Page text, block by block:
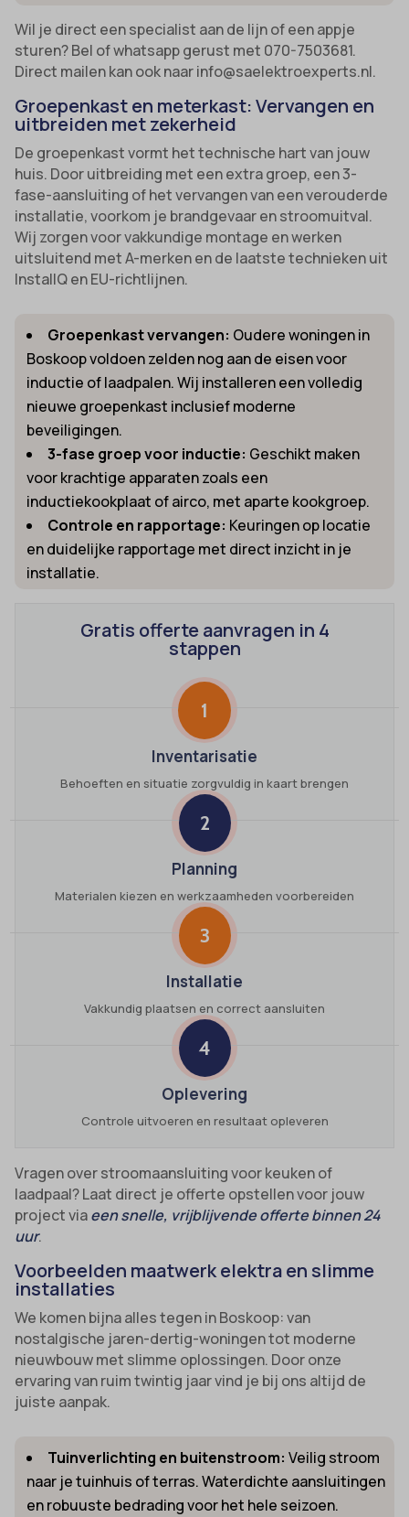
Wil je direct een specialist aan de lijn of een appje
sturen? Bel of whatsapp gerust met 070-7503681.
Direct mailen kan ook naar info@saelektroexperts.nl.
Groepenkast en meterkast: Vervangen en
uitbreiden met zekerheid
De groepenkast vormt het technische hart van jouw
huis. Door uitbreiding met een extra groep, een 3-
fase-aansluiting of het vervangen van een verouderde
installatie, voorkom je brandgevaar en stroomuitval.
Wij zorgen voor vakkundige montage en werken
uitsluitend met A-merken en de laatste technieken uit
InstallQ en EU-richtlijnen.
Groepenkast vervangen: Oudere woningen in
Boskoop voldoen zelden nog aan de eisen voor
inductie of laadpalen. Wij installeren een volledig
nieuwe groepenkast inclusief moderne
beveiligingen.
3-fase groep voor inductie: Geschikt maken
voor krachtige apparaten zoals een
inductiekookplaat of airco, met aparte kookgroep.
Controle en rapportage: Keuringen op locatie
en duidelijke rapportage met direct inzicht in je
installatie.
Gratis offerte aanvragen in 4
stappen
1
Inventarisatie
Behoeften en situatie zorgvuldig in kaart brengen
2
Planning
Materialen kiezen en werkzaamheden voorbereiden
3
Installatie
Vakkundig plaatsen en correct aansluiten
4
Oplevering
Controle uitvoeren en resultaat opleveren
Vragen over stroomaansluiting voor keuken of
laadpaal? Laat direct je offerte opstellen voor jouw
project viaeen snelle, vrijblijvende offerte binnen 24
uur.
Voorbeelden maatwerk elektra en slimme
installaties
We komen bijna alles tegen in Boskoop: van
nostalgische jaren-dertig-woningen tot moderne
nieuwbouw met slimme oplossingen. Door onze
ervaring van ruim twintig jaar vind je bij ons altijd de
juiste aanpak.
Tuinverlichting en buitenstroom: Veilig stroom
naar je tuinhuis of terras. Waterdichte aansluitingen
en robuuste bedrading voor het hele seizoen.